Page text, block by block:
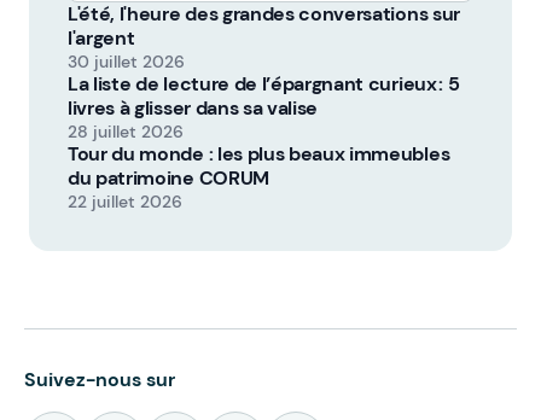
L'été, l'heure des grandes conversations sur
l'argent
30 juillet 2026
La liste de lecture de l’épargnant curieux : 5
livres à glisser dans sa valise
28 juillet 2026
Tour du monde : les plus beaux immeubles
du patrimoine CORUM
22 juillet 2026
Suivez-nous sur